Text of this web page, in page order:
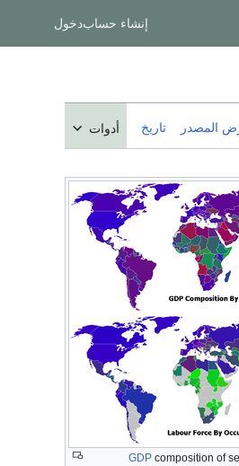
إنشاء حسابدخول
المصدر تاريخ أدوات
GDP composition of